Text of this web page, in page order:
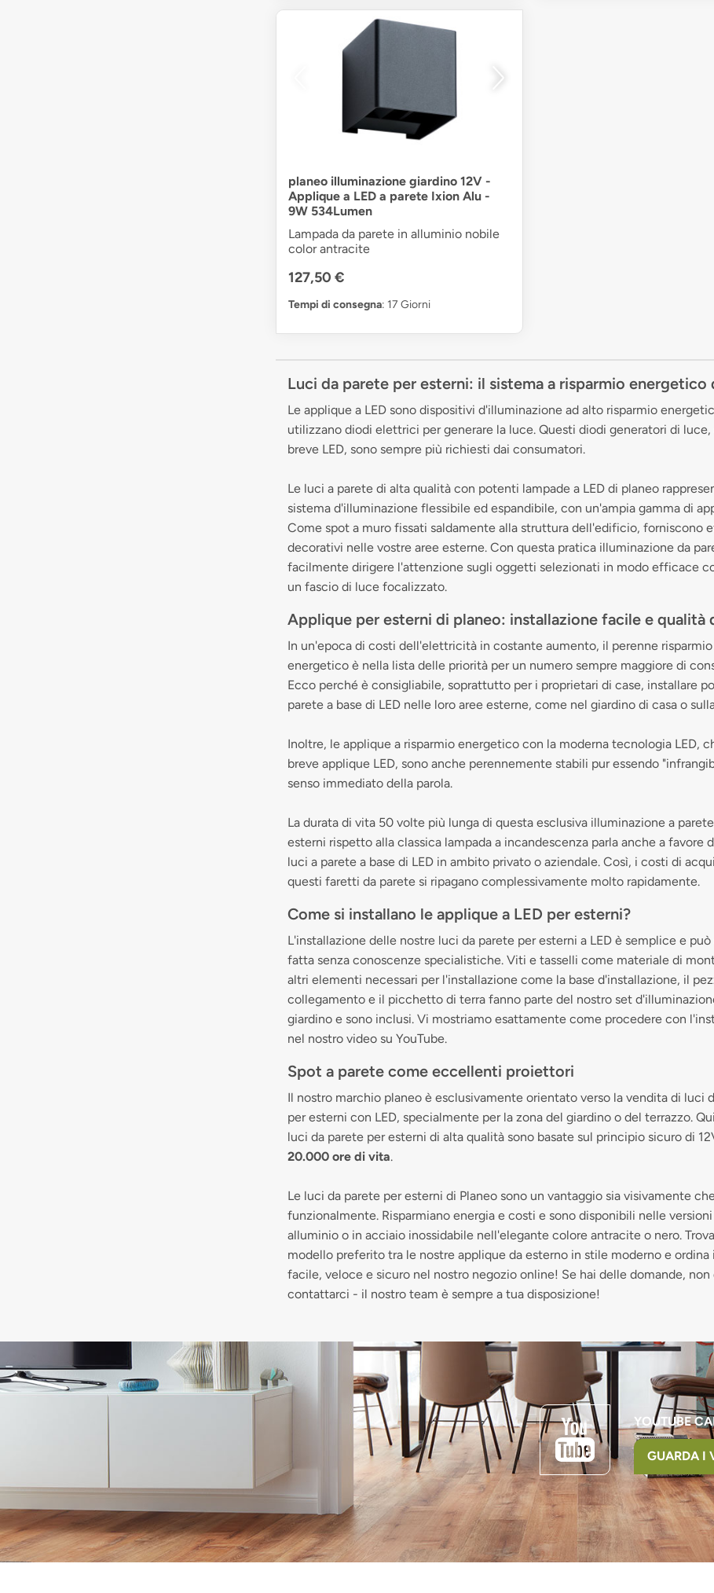
planeo illuminazione giardino 12V -
Applique a LED a parete Ixion Alu -
9W 534Lumen
Lampada da parete in alluminio nobile
color antracite
127,50 €
Tempi di consegna: 17 Giorni
Luci da parete per esterni: il sistema a risparmio energetico
Le applique a LED sono dispositivi d'illuminazione ad alto risparmio
utilizzano diodi elettrici per generare la luce. Questi diodi generatori di
breve LED, sono sempre più richiesti dai consumatori.
Le luci a parete di alta qualità con potenti lampade a LED di planeo
sistema d'illuminazione flessibile ed espandibile, con un'ampia gamma di
Come spot a muro fissati saldamente alla struttura dell'edificio, forniscono
decorativi nelle vostre aree esterne. Con questa pratica illuminazione da
facilmente dirigere l'attenzione sugli oggetti selezionati in modo efficace
un fascio di luce focalizzato.
Applique per esterni di planeo: installazione facile e qualità
In un'epoca di costi dell'elettricità in costante aumento, il perenne risparmio
energetico è nella lista delle priorità per un numero sempre maggiore di
Ecco perché è consigliabile, soprattutto per i proprietari di case, installare
parete a base di LED nelle loro aree esterne, come nel giardino di casa o
Inoltre, le applique a risparmio energetico con la moderna tecnologia LED,
breve applique LED, sono anche perennemente stabili pur essendo
senso immediato della parola.
La durata di vita 50 volte più lunga di questa esclusiva illuminazione a
esterni rispetto alla classica lampada a incandescenza parla anche a favore
luci a parete a base di LED in ambito privato o aziendale. Così, i costi di
questi faretti da parete si ripagano complessivamente molto rapidamente.
Come si installano le applique a LED per esterni?
L'installazione delle nostre luci da parete per esterni a LED è semplice e può
fatta senza conoscenze specialistiche. Viti e tasselli come materiale di
altri elementi necessari per l'installazione come la base d'installazione, il
collegamento e il picchetto di terra fanno parte del nostro set
giardino e sono inclusi. Vi mostriamo esattamente come procedere con
nel nostro video su YouTube.
Spot a parete come eccellenti proiettori
Il nostro marchio planeo è esclusivamente orientato verso la vendita di luci
per esterni con LED, specialmente per la zona del giardino o del terrazzo.
luci da parete per esterni di alta qualità sono basate sul principio sicuro di
20.000 ore di vita.
Le luci da parete per esterni di Planeo sono un vantaggio sia visivamente
funzionalmente. Risparmiano energia e costi e sono disponibili nelle
alluminio o in acciaio inossidabile nell'elegante colore antracite o nero.
modello preferito tra le nostre applique da esterno in stile moderno e ordina
facile, veloce e sicuro nel nostro negozio online! Se hai delle domande, non
contattarci - il nostro team è sempre a tua disposizione!
YOUTUBE
GUARDA I